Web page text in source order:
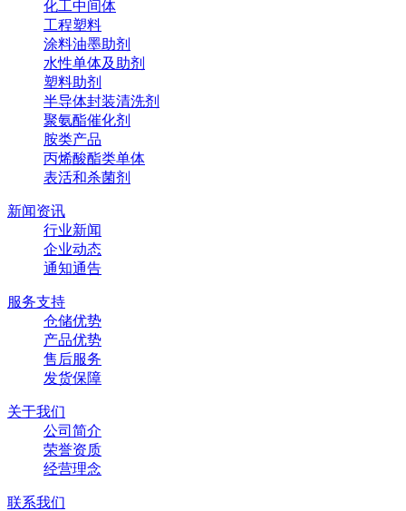
化工中间体
工程塑料
涂料油墨助剂
水性单体及助剂
塑料助剂
半导体封装清洗剂
聚氨酯催化剂
胺类产品
丙烯酸酯类单体
表活和杀菌剂
新闻资讯
行业新闻
企业动态
通知通告
服务支持
仓储优势
产品优势
售后服务
发货保障
关于我们
公司简介
荣誉资质
经营理念
联系我们